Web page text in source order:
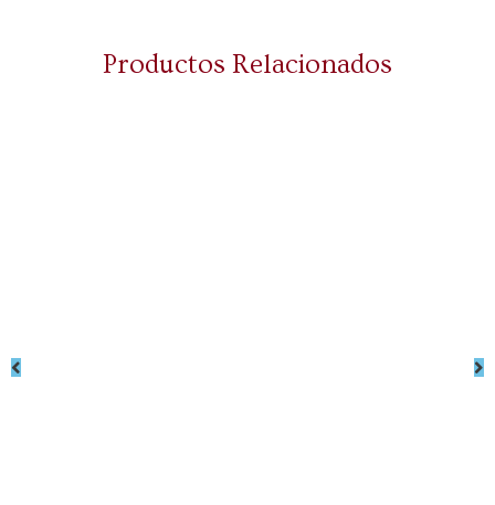
Productos Relacionados